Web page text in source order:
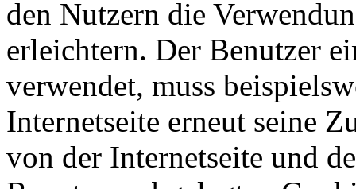
den Nutzern die
erleichtern. Der Benutzer
verwendet, muss
Internetseite erneut seine
von der Internetseite und